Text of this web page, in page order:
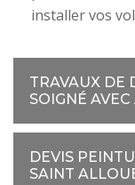
installer vos
TRAVAUX DE
SOIGNÉ
DEVIS
SAINT